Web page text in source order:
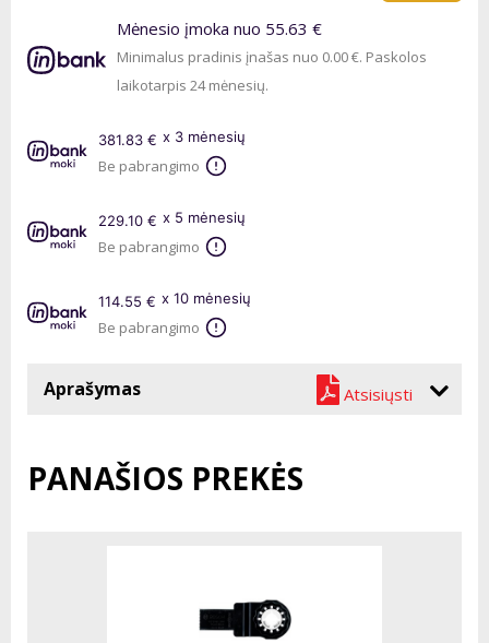
Mėnesio įmoka nuo 55.63 €
Minimalus pradinis įnašas nuo 0.00 €. Paskolos
laikotarpis 24 mėnesių.
381.83 € x 3 mėnesių
Be pabrangimo
229.10 € x 5 mėnesių
Be pabrangimo
114.55 € x 10 mėnesių
Be pabrangimo
Atsisiųsti
Aprašymas
PANAŠIOS PREKĖS